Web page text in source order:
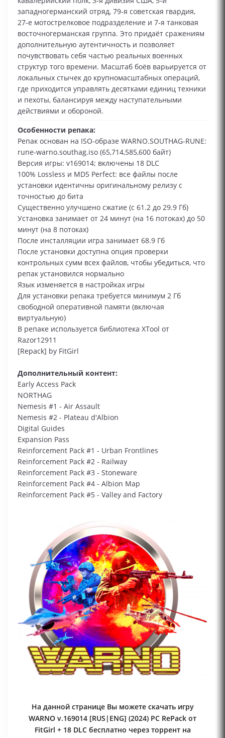
западногерманский отряд, 79‑я советская гвардия,
27‑е мотострелковое подразделение и 7‑я танковая
восточногерманская группа. Это придаёт сражениям
дополнительную аутентичность и позволяет
почувствовать себя частью реальных военных
структур того времени. Масштаб боёв варьируется от
локальных стычек до крупномасштабных операций,
где приходится управлять десятками единиц техники
и пехоты, балансируя между наступательными
действиями и обороной.
Особенности репака:
Репак основан на ISO-образе WARNO.SOUTHAG-RUNE:
rune-warno.southag.iso (65,714,585,600 байт)
Версия игры: v169014; включены 18 DLC
100% Lossless и MD5 Perfect: все файлы после
установки идентичны оригинальному релизу с
точностью до бита
Существенно улучшено сжатие (с 61.2 до 29.9 Гб)
Установка занимает от 24 минут (на 16 потоках) до 50
минут (на 8 потоках)
После инсталляции игра занимает 68.9 Гб
После установки доступна опция проверки
контрольных сумм всех файлов, чтобы убедиться, что
репак установился нормально
Язык изменяется в настройках игры
Для установки репака требуется минимум 2 Гб
свободной оперативной памяти (включая
виртуальную)
В репаке используется библиотека XTool от
Razor12911
[Repack] by FitGirl
Дополнительный контент:
Early Access Pack
NORTHAG
Nemesis #1 - Air Assault
Nemesis #2 - Plateau d'Albion
Digital Guides
Expansion Pass
Reinforcement Pack #1 - Urban Frontlines
Reinforcement Pack #2 - Railway
Reinforcement Pack #3 - Stoneware
Reinforcement Pack #4 - Albion Map
Reinforcement Pack #5 - Valley and Factory
На данной странице Вы можете скачать игру
WARNO v.169014 [RUS|ENG] (2024) PC RePack от
FitGirl + 18 DLC бесплатно через торрент на